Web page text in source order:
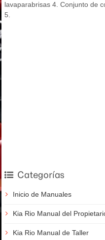
lavaparabrisas 4. Conjunto de
5.
Categorías
Inicio de Manuales
Kia Rio Manual del
Kia Rio Manual de Taller